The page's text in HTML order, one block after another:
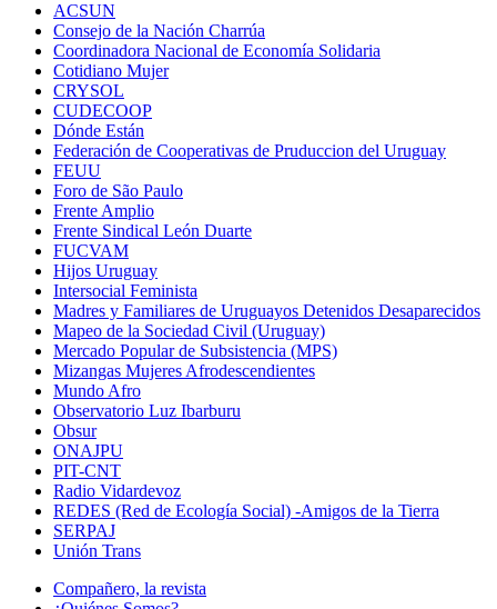
ACSUN
Consejo de la Nación Charrúa
Coordinadora Nacional de Economía Solidaria
Cotidiano Mujer
CRYSOL
CUDECOOP
Dónde Están
Federación de Cooperativas de Pruduccion del Uruguay
FEUU
Foro de São Paulo
Frente Amplio
Frente Sindical León Duarte
FUCVAM
Hijos Uruguay
Intersocial Feminista
Madres y Familiares de Uruguayos Detenidos Desaparecidos
Mapeo de la Sociedad Civil (Uruguay)
Mercado Popular de Subsistencia (MPS)
Mizangas Mujeres Afrodescendientes
Mundo Afro
Observatorio Luz Ibarburu
Obsur
ONAJPU
PIT-CNT
Radio Vidardevoz
REDES (Red de Ecología Social) -Amigos de la Tierra
SERPAJ
Unión Trans
Compañero, la revista